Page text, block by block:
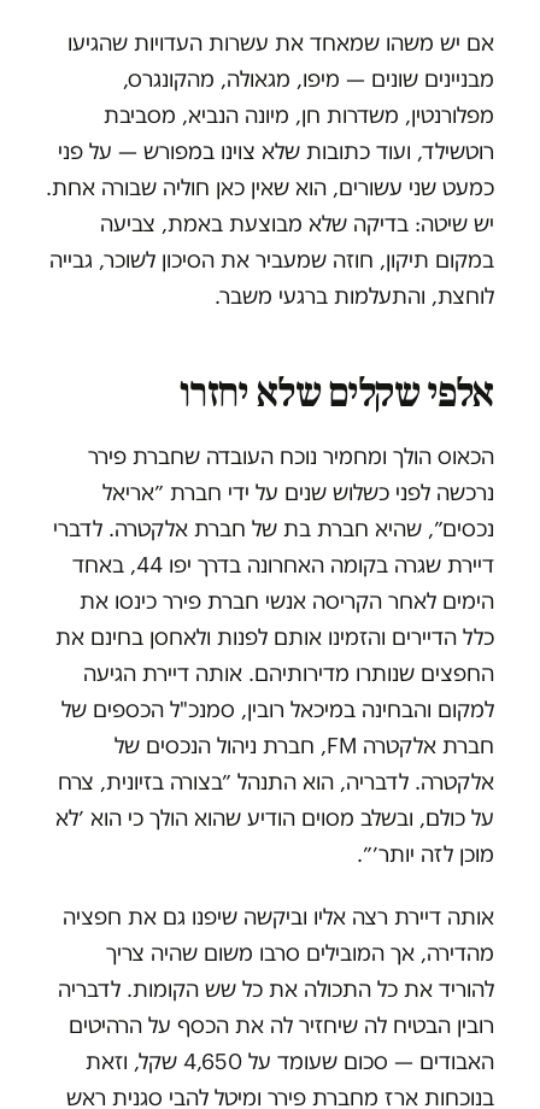
אם יש משהו שמאחד את עשרות העדויות שהגיעו
מבניינים שונים — מיפו, מגאולה, מהקונגרס,
מפלורנטין, משדרות חן, מיונה הנביא, מסביבת
רוטשילד, ועוד כתובות שלא צוינו במפורש — על פני
כמעט שני עשורים, הוא שאין כאן חוליה שבורה אחת.
יש שיטה: בדיקה שלא מבוצעת באמת, צביעה
במקום תיקון, חוזה שמעביר את הסיכון לשוכר, גבייה
לוחצת, והתעלמות ברגעי משבר.
אלפי שקלים שלא יחזרו
הכאוס הולך ומחמיר נוכח העובדה שחברת פירר
נרכשה לפני כשלוש שנים על ידי חברת ״אריאל
נכסים״, שהיא חברת בת של חברת אלקטרה. לדברי
דיירת שגרה בקומה האחרונה בדרך יפו 44, באחד
הימים לאחר הקריסה אנשי חברת פירר כינסו את
כלל הדיירים והזמינו אותם לפנות ולאחסן בחינם את
החפצים שנותרו מדירותיהם. אותה דיירת הגיעה
למקום והבחינה במיכאל רובין, סמנכ"ל הכספים של
חברת אלקטרה FM, חברת ניהול הנכסים של
אלקטרה. לדבריה, הוא התנהל ״בצורה בזיונית, צרח
על כולם, ובשלב מסוים הודיע שהוא הולך כי הוא ׳לא
מוכן לזה יותר׳״.
אותה דיירת רצה אליו וביקשה שיפנו גם את חפציה
מהדירה, אך המובילים סרבו משום שהיה צריך
להוריד את כל התכולה את כל שש הקומות. לדבריה
רובין הבטיח לה שיחזיר לה את הכסף על הרהיטים
האבודים — סכום שעומד על 4,650 שקל, וזאת
בנוכחות ארז מחברת פירר ומיטל להבי סגנית ראש